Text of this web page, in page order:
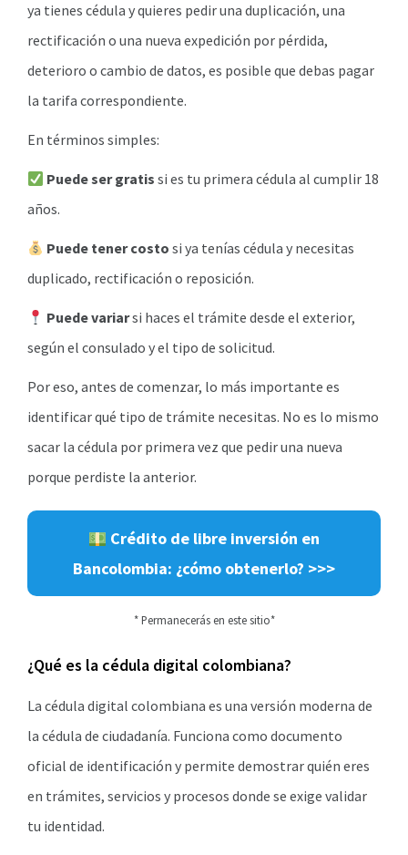
ya tienes cédula y quieres pedir una duplicación, una
rectificación o una nueva expedición por pérdida,
deterioro o cambio de datos, es posible que debas pagar
la tarifa correspondiente.
En términos simples:
Puede ser gratis si es tu primera cédula al cumplir 18
años.
Puede tener costo si ya tenías cédula y necesitas
duplicado, rectificación o reposición.
Puede variarsi haces el trámite desde el exterior,
según el consulado y el tipo de solicitud.
Por eso, antes de comenzar, lo más importante es
identificar qué tipo de trámite necesitas. No es lo mismo
sacar la cédula por primera vez que pedir una nueva
porque perdiste la anterior.
Crédito de libre inversión en
Bancolombia: ¿cómo obtenerlo? >>>
* Permanecerás en este sitio*
¿Qué es la cédula digital colombiana?
La cédula digital colombiana es una versión moderna de
la cédula de ciudadanía. Funciona como documento
oficial de identificación y permite demostrar quién eres
en trámites, servicios y procesos donde se exige validar
tu identidad.